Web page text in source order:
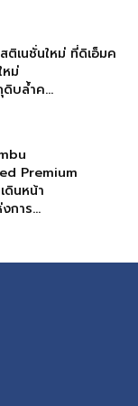
ติเนชั่นใหม่ ที่ดิเอ็มค
หม่
ดิบล้ำค...
Premium
ดินหน้า
การ...